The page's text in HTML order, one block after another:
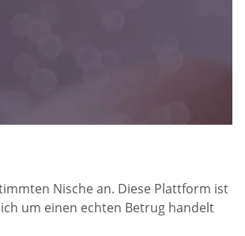
Nische an. Diese Plattform ist
um einen echten Betrug handelt